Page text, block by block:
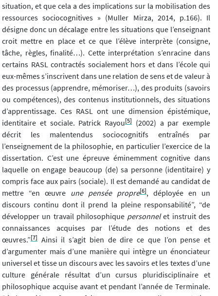
situation, et que cela a des implications sur la mobilisation des
ressources sociocognitives » (Muller Mirza, 2014, p.166). Il
désigne donc un décalage entre les situations que l’enseignant
croit mettre en place et ce que l’élève interprète (consigne,
tâche, règles, finalité…). Cette interprétation s’enracine dans
certains RASL contractés socialement hors et dans l’école qui
eux-mêmes s’inscrivent dans une relation de sens et de valeur à
des processus (apprendre, mémoriser…), des produits (savoirs
ou compétences), des contenus institutionnels, des situations
d’apprentissage. Ces RASL ont une dimension épistémique,
identitaire et sociale. Patrick Rayou[5]
(2002) a par exemple
décrit les malentendus sociocognitifs entraînés par
l’enseignement de la philosophie, en particulier l’exercice de la
dissertation. C’est une épreuve éminemment cognitive dans
laquelle on engage beaucoup (de) sa personne (identitaire) y
compris face aux pairs (sociale). Il est demandé au candidat de
mettre “en œuvre une pensée propre[6], déployée en un
discours continu dont il prend la pleine responsabilité”, “de
développer un travail philosophique personnelet instruit des
connaissances acquises par l’étude des notions et des
œuvres.”[7] Ainsi il s’agit bien de dire ce que l’on pense et
d’argumenter mais d’une manière qui intègre un énonciateur
universel et tisse un discours avec les savoirs et les textes d’une
culture générale résultat d’un cursus pluridisciplinaire et
philosophique acquise avant et pendant l’année de Terminale.